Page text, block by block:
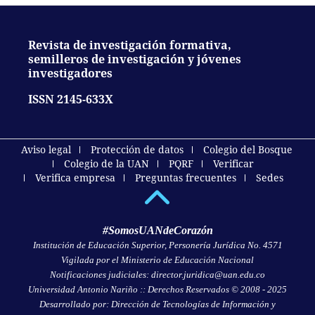
Revista de investigación formativa,
semilleros de investigación y jóvenes
investigadores
ISSN 2145-633X
Aviso legal Protección de datos
Colegio del Bosque
Colegio de la UAN
PQRF
Verificar
Verifica empresa
Preguntas frecuentes Sedes
#SomosUANdeCorazón
Institución de Educación Superior, Personería Jurídica No. 4571
Vigilada por el Ministerio de Educación Nacional
Notificaciones judiciales: director.juridica@uan.edu.co
Universidad Antonio Nariño :: Derechos Reservados © 2008 - 2025
Desarrollado por: Dirección de Tecnologías de Información y